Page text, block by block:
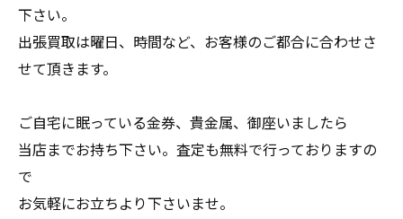
下さい。
出張買取は曜日、時間など、お客様のご都合に合わせさ
せて頂きます。
ご自宅に眠っている金券、貴金属、御座いましたら
当店までお持ち下さい。査定も無料で行っておりますの
で
お気軽にお立ちより下さいませ。